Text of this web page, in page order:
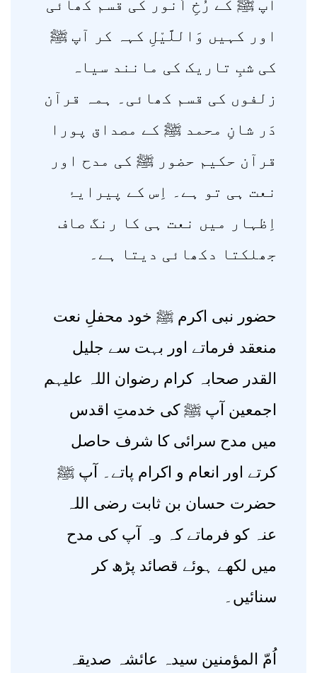
آپ ﷺ کے رُخِ اَنور کی قسم کھائی
اور کہیں وَاللَّيْلِ کہہ کر آپ ﷺ
کی شبِ تاریک کی مانند سیاہ
زلفوں کی قسم کھائی۔ ہمہ قرآن
دَر شانِ محمد ﷺ کے مصداق پورا
قرآن حکیم حضور ﷺ کی مدح اور
نعت ہی تو ہے۔ اِس کے پیرایۂ
اِظہار میں نعت ہی کا رنگ صاف
جھلکتا دکھائی دیتا ہے۔
حضور نبی اکرم ﷺ خود محفلِ نعت
منعقد فرماتے اور بہت سے جلیل
القدر صحابہ کرام رضوان اللہ علیہم
اجمعین آپ ﷺ کی خدمتِ اقدس
میں مدح سرائی کا شرف حاصل
کرتے اور انعام و اکرام پاتے۔ آپ ﷺ
حضرت حسان بن ثابت رضی اللہ
عنہ کو فرماتے کہ وہ آپ کی مدح
میں لکھے ہوئے قصائد پڑھ کر
سنائیں۔
اُمّ المؤمنین سیدہ عائشہ صدیقہ